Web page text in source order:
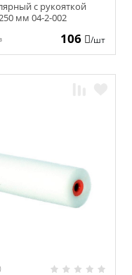
с рукояткой
мм 04-2-002
106 /шт